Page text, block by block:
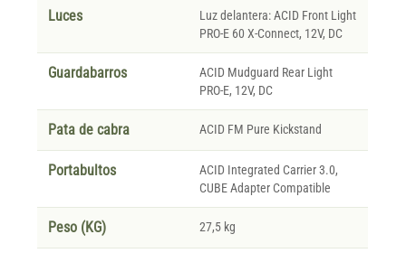
Luces
Luz delantera: ACID Front Light
PRO-E 60 X-Connect, 12V, DC
Guardabarros
ACID Mudguard Rear Light
PRO-E, 12V, DC
Pata de cabra ACID FM Pure Kickstand
Portabultos
ACID Integrated Carrier 3.0,
CUBE Adapter Compatible
Peso (KG) 27,5 kg